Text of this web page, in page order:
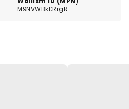
M9NVWBkDRrgR